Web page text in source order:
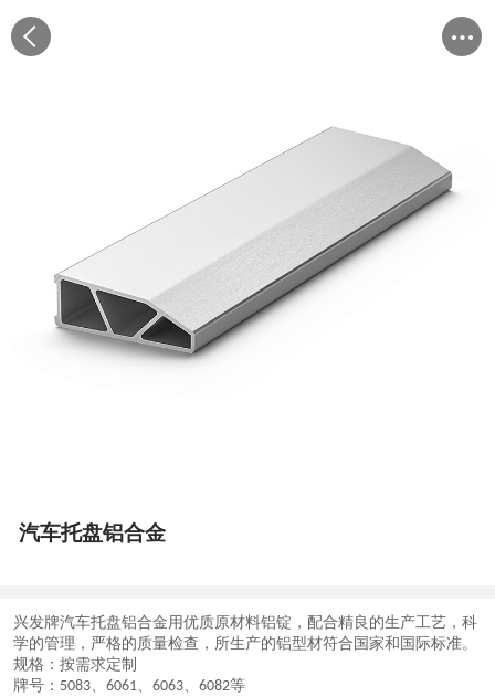
汽车托盘铝合金
兴发牌汽车托盘铝合金用优质原材料铝锭，配合精良的生产工艺，科
学的管理，严格的质量检查，所生产的铝型材符合国家和国际标准。
规格：按需求定制
牌号： 5083、 6061、 6063、 6082等